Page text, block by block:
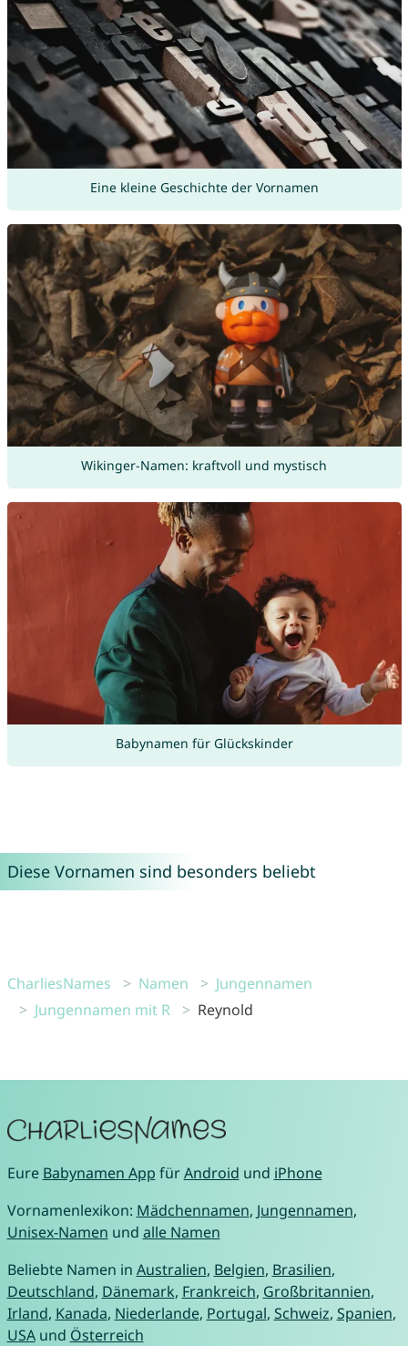
Eine kleine Geschichte der Vornamen
Wikinger-Namen: kraftvoll und mystisch
Babynamen für Glückskinder
Diese Vornamen sind besonders beliebt
CharliesNames Namen
Jungennamen
Jungennamen mit R
Reynold
Eure Babynamen App fürAndroid und iPhone
Vornamenlexikon: Mädchennamen, Jungennamen,
Unisex-Namen und alle Namen
Beliebte Namen in Australien, Belgien, Brasilien,
Deutschland, Dänemark, Frankreich, Großbritannien,
Irland, Kanada, Niederlande, Portugal, Schweiz, Spanien,
USAund Österreich